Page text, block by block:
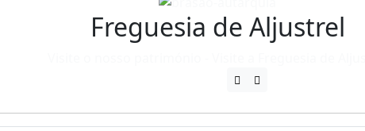
Freguesia de Aljustrel